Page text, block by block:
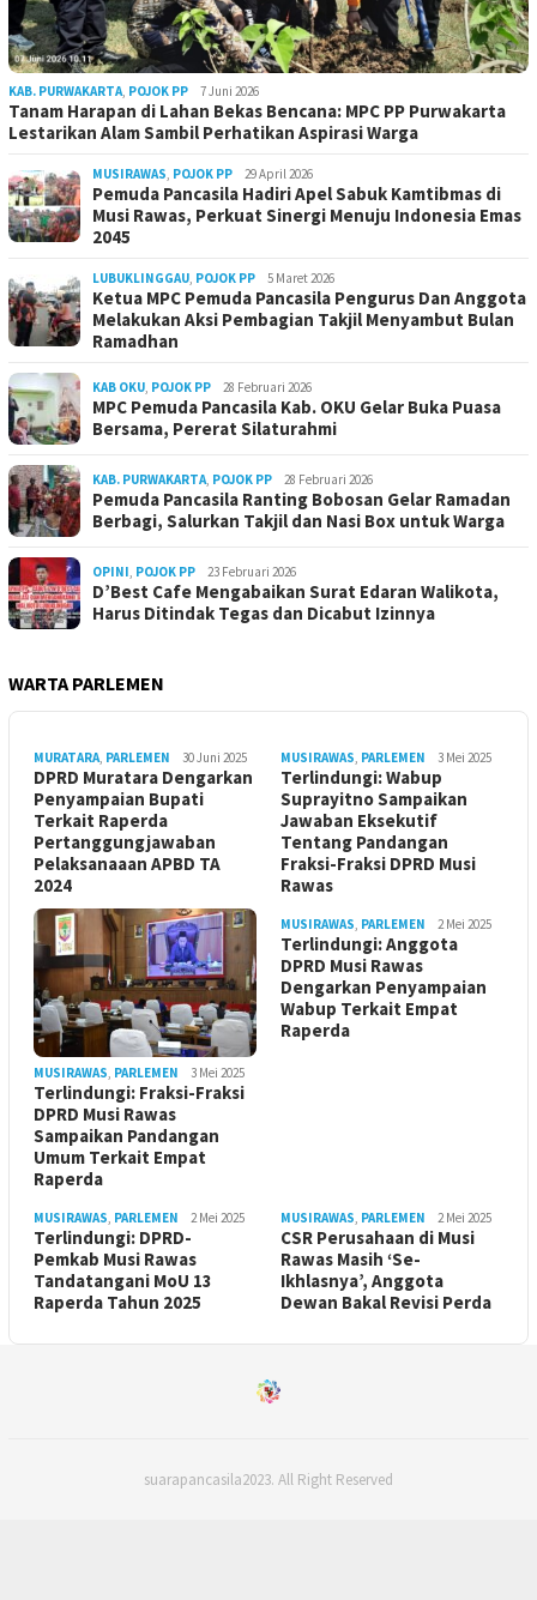
KAB. PURWAKARTA, POJOK PP 7 Juni 2026
Tanam Harapan di Lahan Bekas Bencana: MPC PP Purwakarta
Lestarikan Alam Sambil Perhatikan Aspirasi Warga
MUSIRAWAS, POJOK PP 29 April 2026
Pemuda Pancasila Hadiri Apel Sabuk Kamtibmas di
Musi Rawas, Perkuat Sinergi Menuju Indonesia Emas
2045
LUBUKLINGGAU, POJOK PP 5 Maret 2026
Ketua MPC Pemuda Pancasila Pengurus Dan Anggota
Melakukan Aksi Pembagian Takjil Menyambut Bulan
Ramadhan
KAB OKU, POJOK PP 28 Februari 2026
MPC Pemuda Pancasila Kab. OKU Gelar Buka Puasa
Bersama, Pererat Silaturahmi
KAB. PURWAKARTA, POJOK PP 28 Februari 2026
Pemuda Pancasila Ranting Bobosan Gelar Ramadan
Berbagi, Salurkan Takjil dan Nasi Box untuk Warga
OPINI, POJOK PP 23 Februari 2026
D’Best Cafe Mengabaikan Surat Edaran Walikota,
Harus Ditindak Tegas dan Dicabut Izinnya
WARTA PARLEMEN
MURATARA, PARLEMEN 30 Juni 2025
DPRD Muratara Dengarkan
Penyampaian Bupati
Terkait Raperda
Pertanggungjawaban
Pelaksanaaan APBD TA
2024
MUSIRAWAS, PARLEMEN 3 Mei 2025
Terlindungi: Wabup
Suprayitno Sampaikan
Jawaban Eksekutif
Tentang Pandangan
Fraksi-Fraksi DPRD Musi
Rawas
MUSIRAWAS, PARLEMEN 3 Mei 2025
Terlindungi: Fraksi-Fraksi
DPRD Musi Rawas
Sampaikan Pandangan
Umum Terkait Empat
Raperda
MUSIRAWAS, PARLEMEN 2 Mei 2025
Terlindungi: Anggota
DPRD Musi Rawas
Dengarkan Penyampaian
Wabup Terkait Empat
Raperda
MUSIRAWAS, PARLEMEN 2 Mei 2025
Terlindungi: DPRD-
Pemkab Musi Rawas
Tandatangani MoU 13
Raperda Tahun 2025
MUSIRAWAS, PARLEMEN 2 Mei 2025
CSR Perusahaan di Musi
Rawas Masih ‘Se-
Ikhlasnya’, Anggota
Dewan Bakal Revisi Perda ‎
suarapancasila2023. All Right Reserved